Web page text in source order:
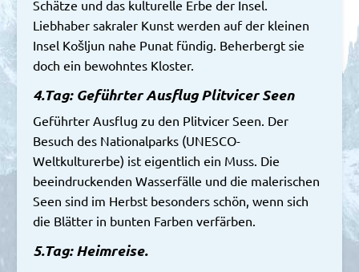
Schätze und das kulturelle Erbe der Insel.
Liebhaber sakraler Kunst werden auf der kleinen
Insel Košljun nahe Punat fündig. Beherbergt sie
doch ein bewohntes Kloster.
4.Tag: Geführter Ausflug Plitvicer Seen
Geführter Ausflug zu den Plitvicer Seen. Der
Besuch des Nationalparks (UNESCO-
Weltkulturerbe) ist eigentlich ein Muss. Die
beeindruckenden Wasserfälle und die malerischen
Seen sind im Herbst besonders schön, wenn sich
die Blätter in bunten Farben verfärben.
5.Tag: Heimreise.